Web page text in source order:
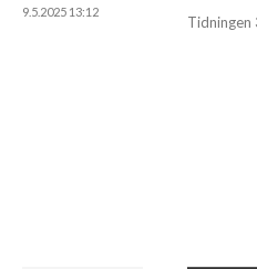
9.5.2025 13:12